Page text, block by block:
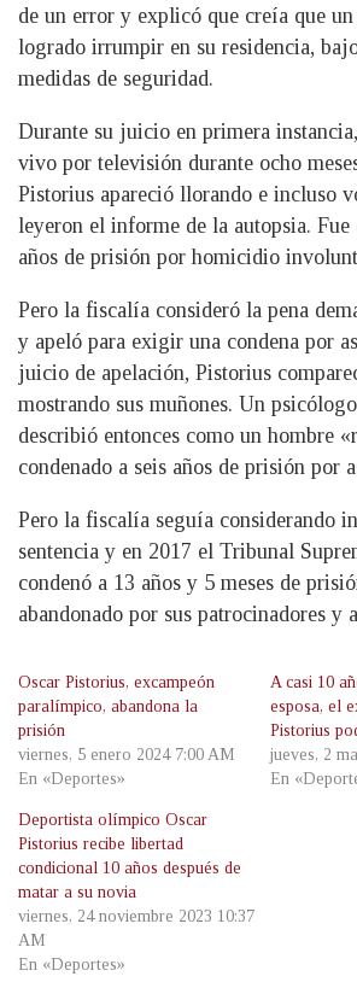
de un error y explicó que creía que
logrado irrumpir en su residencia,
medidas de seguridad.
Durante su juicio en primera
vivo por televisión durante ocho
Pistorius apareció llorando e incluso
leyeron el informe de la autopsia. Fue
años de prisión por homicidio
Pero la fiscalía consideró la pena
y apeló para exigir una condena por
juicio de apelación, Pistorius
mostrando sus muñones. Un
describió entonces como un hombre
condenado a seis años de prisión por
Pero la fiscalía seguía considerando
sentencia y en 2017 el Tribunal
condenó a 13 años y 5 meses de
abandonado por sus patrocinadores y
Oscar Pistorius, excampeón
paralímpico, abandona la
prisión
viernes, 5 enero 2024 7:00 AM
En «Deportes»
A casi 10
esposa, el
Pistorius
jueves, 2
En
Deportista olímpico Oscar
Pistorius recibe libertad
condicional 10 años después de
matar a su novia
viernes, 24 noviembre 2023 10:37
AM
En «Deportes»